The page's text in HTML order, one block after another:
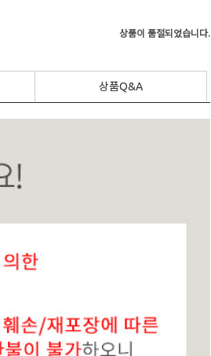
상품이 품절되었습니다.
상품Q&A